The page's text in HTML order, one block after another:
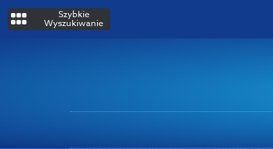
Szybkie
Wyszukiwanie